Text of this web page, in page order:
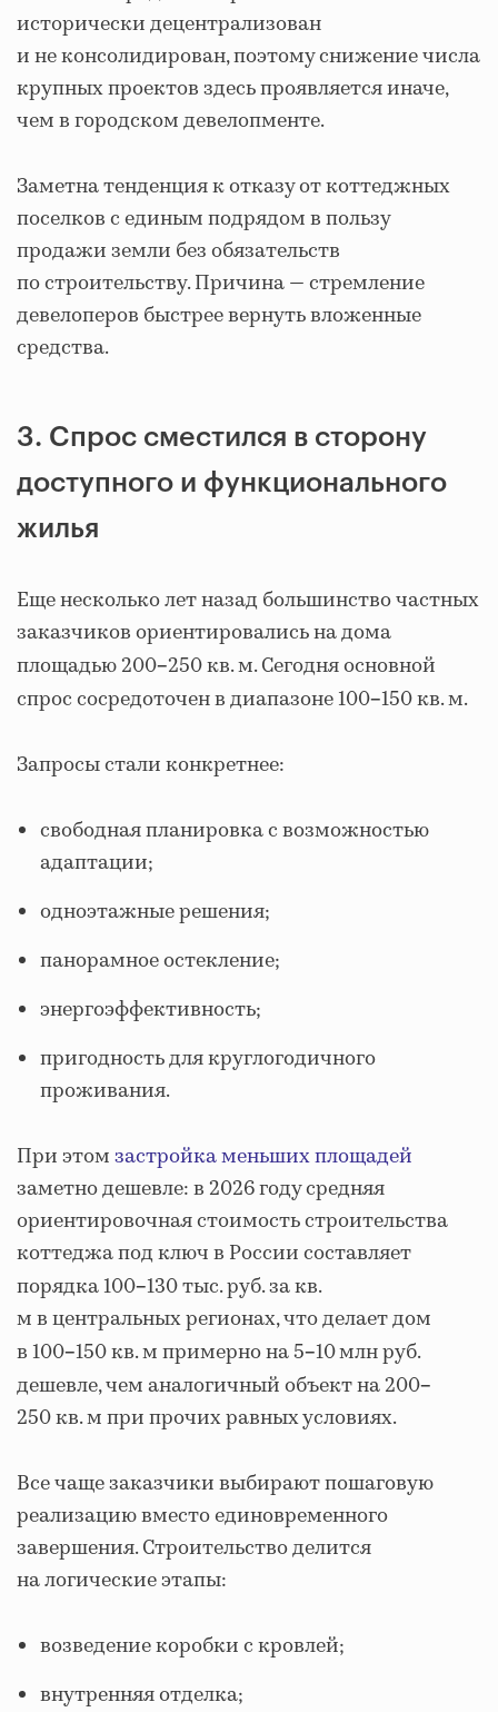
исторически децентрализован
и не консолидирован, поэтому снижение числа
крупных проектов здесь проявляется иначе,
чем в городском девелопменте.
Заметна тенденция к отказу от коттеджных
поселков с единым подрядом в пользу
продажи земли без обязательств
по строительству. Причина — стремление
девелоперов быстрее вернуть вложенные
средства.
3. Спрос сместился в сторону
доступного и функционального
жилья
Еще несколько лет назад большинство частных
заказчиков ориентировались на дома
площадью 200–250 кв. м. Сегодня основной
спрос сосредоточен в диапазоне 100–150 кв. м.
Запросы стали конкретнее:
свободная планировка с возможностью
адаптации;
одноэтажные решения;
панорамное остекление;
энергоэффективность;
пригодность для круглогодичного
проживания.
При этомзастройка меньших площадей
заметно дешевле: в 2026 году средняя
ориентировочная стоимость строительства
коттеджа под ключ в России составляет
порядка 100–130 тыс. руб. за кв.
м в центральных регионах, что делает дом
в 100–150 кв. м примерно на 5–10 млн руб.
дешевле, чем аналогичный объект на 200–
250 кв. м при прочих равных условиях.
Все чаще заказчики выбирают пошаговую
реализацию вместо единовременного
завершения. Строительство делится
на логические этапы:
возведение коробки с кровлей;
внутренняя отделка;